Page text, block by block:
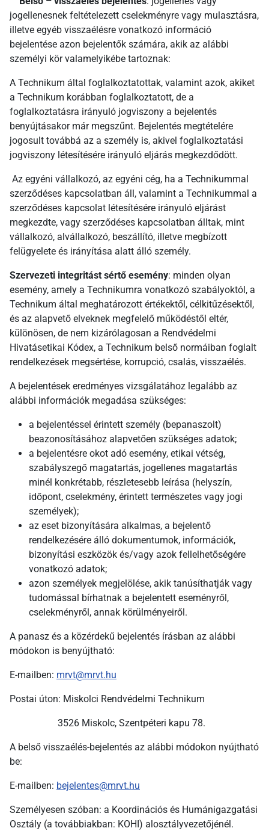
jogellenesnek feltételezett cselekményre vagy mulasztásra,
illetve egyéb visszaélésre vonatkozó információ
bejelentése azon bejelentők számára, akik az alábbi
személyi kör valamelyikébe tartoznak:
A Technikum által foglalkoztatottak, valamint azok, akiket
a Technikum korábban foglalkoztatott, de a
foglalkoztatásra irányuló jogviszony a bejelentés
benyújtásakor már megszűnt. Bejelentés megtételére
jogosult továbbá az a személy is, akivel foglalkoztatási
jogviszony létesítésére irányuló eljárás megkezdődött.
Az egyéni vállalkozó, az egyéni cég, ha a Technikummal
szerződéses kapcsolatban áll, valamint a Technikummal a
szerződéses kapcsolat létesítésére irányuló eljárást
megkezdte, vagy szerződéses kapcsolatban álltak, mint
vállalkozó, alvállalkozó, beszállító, illetve megbízott
felügyelete és irányítása alatt álló személy.
Szervezeti integritást sértő esemény: minden olyan
esemény, amely a Technikumra vonatkozó szabályoktól, a
Technikum által meghatározott értékektől, célkitűzésektől,
és az alapvető elveknek megfelelő működéstől eltér,
különösen, de nem kizárólagosan a Rendvédelmi
Hivatásetikai Kódex, a Technikum belső normáiban foglalt
rendelkezések megsértése, korrupció, csalás, visszaélés.
A bejelentések eredményes vizsgálatához legalább az
alábbi információk megadása szükséges:
a bejelentéssel érintett személy (bepanaszolt)
beazonosításához alapvetően szükséges adatok;
a bejelentésre okot adó esemény, etikai vétség,
szabályszegő magatartás, jogellenes magatartás
minél konkrétabb, részletesebb leírása (helyszín,
időpont, cselekmény, érintett természetes vagy jogi
személyek);
az eset bizonyítására alkalmas, a bejelentő
rendelkezésére álló dokumentumok, információk,
bizonyítási eszközök és/vagy azok fellelhetőségére
vonatkozó adatok;
azon személyek megjelölése, akik tanúsíthatják vagy
tudomással bírhatnak a bejelentett eseményről,
cselekményről, annak körülményeiről.
A panasz és a közérdekű bejelentés írásban az alábbi
módokon is benyújtható:
E-mailben: mrvt@mrvt.hu
Postai úton: Miskolci Rendvédelmi Technikum
3526 Miskolc, Szentpéteri kapu 78.
A belső visszaélés-bejelentés az alábbi módokon nyújtható
be:
E-mailben: bejelentes@mrvt.hu
Személyesen szóban: a Koordinációs és Humánigazgatási
Osztály (a továbbiakban: KOHI) alosztályvezetőjénél.